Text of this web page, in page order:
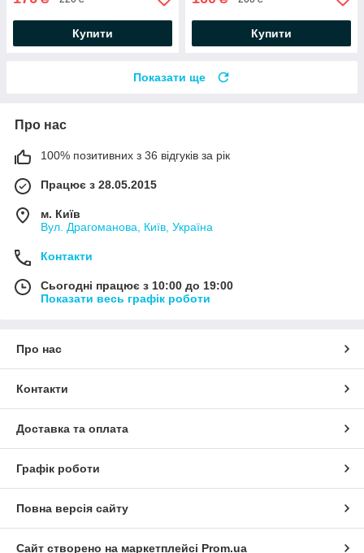
Купити Купити
Показати ще
Про нас
100% позитивних з 36 відгуків за рік
Працює з 28.05.2015
м. Київ
Вул. Драгоманова, Київ, Україна
Контакти
Сьогодні працює з 10:00 до 19:00
Показати весь графік роботи
Про нас
Контакти
Доставка та оплата
Графік роботи
Повна версія сайту
Сайт створено на маркетплейсі Prom.ua